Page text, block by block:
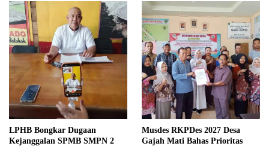
LPHB Bongkar Dugaan
Kejanggalan SPMB SMPN 2
Musdes RKPDes 2027 Desa
Gajah Mati Bahas Prioritas